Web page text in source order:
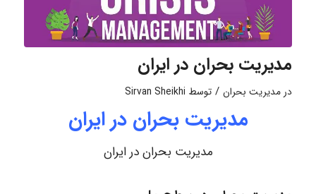
مدیریت بحران در ایران
در مدیریت بحران / توسط Sirvan Sheikhi
مدیریت بحران در ایران
مدیریت بحران در ایران